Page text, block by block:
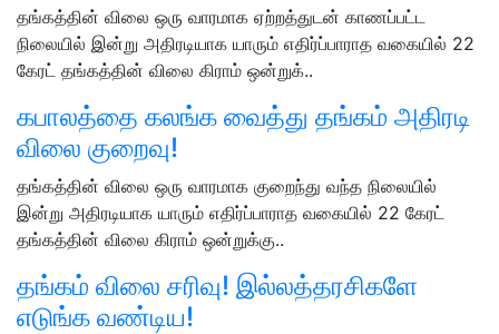
தங்கத்தின் விலை ஒரு வாரமாக ஏற்றத்துடன் காணப்பட்ட
நிலையில் இன்று அதிரடியாக யாரும் எதிர்ப்பாராத வகையில் 22
கேரட் தங்கத்தின் விலை கிராம் ஒன்றுக்..
கபாலத்தை கலங்க வைத்து தங்கம் அதிரடி
விலை குறைவு!
தங்கத்தின் விலை ஒரு வாரமாக குறைந்து வந்த நிலையில்
இன்று அதிரடியாக யாரும் எதிர்ப்பாராத வகையில் 22 கேரட்
தங்கத்தின் விலை கிராம் ஒன்றுக்கு..
தங்கம் விலை சரிவு! இல்லத்தரசிகளே
எடுங்க வண்டிய!